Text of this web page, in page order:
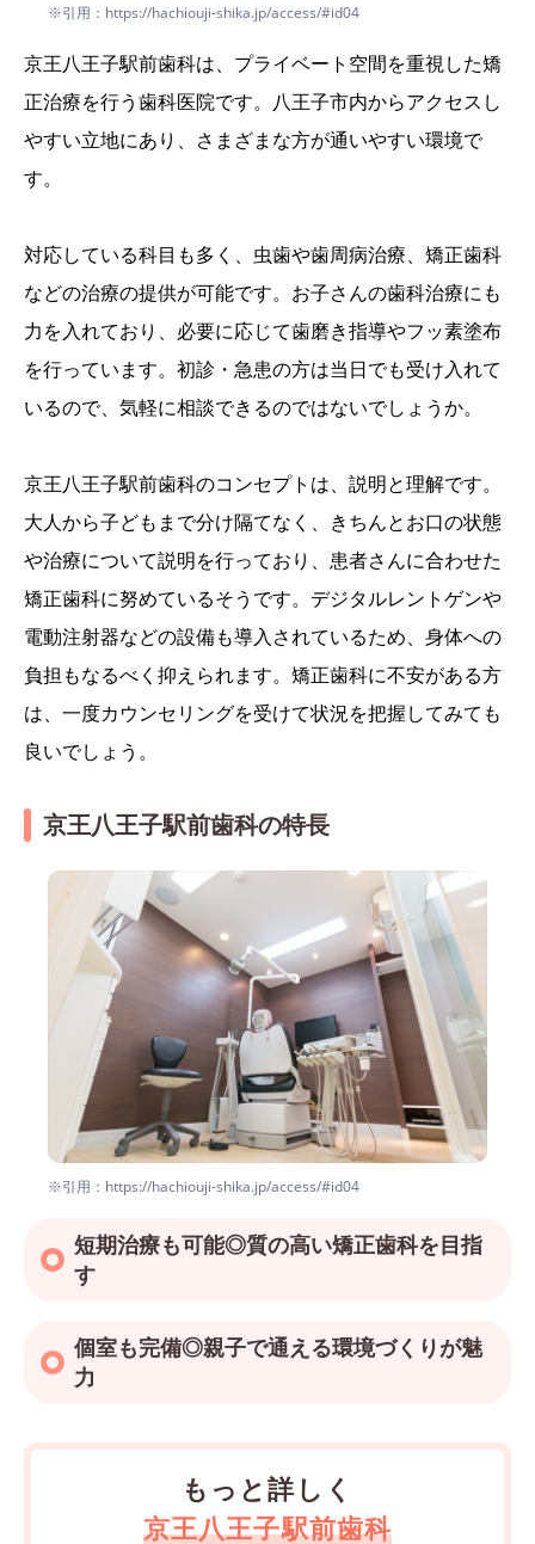
※引用：https://hachiouji-shika.jp/access/#id04
京王八王子駅前歯科は、プライベート空間を重視した矯
正治療を行う歯科医院です。八王子市内からアクセスし
やすい立地にあり、さまざまな方が通いやすい環境で
す。
対応している科目も多く、虫歯や歯周病治療、矯正歯科
などの治療の提供が可能です。お子さんの歯科治療にも
力を入れており、必要に応じて歯磨き指導やフッ素塗布
を行っています。初診・急患の方は当日でも受け入れて
いるので、気軽に相談できるのではないでしょうか。
京王八王子駅前歯科のコンセプトは、説明と理解です。
大人から子どもまで分け隔てなく、きちんとお口の状態
や治療について説明を行っており、患者さんに合わせた
矯正歯科に努めているそうです。デジタルレントゲンや
電動注射器などの設備も導入されているため、身体への
負担もなるべく抑えられます。矯正歯科に不安がある方
は、一度カウンセリングを受けて状況を把握してみても
良いでしょう。
京王八王子駅前歯科の特長
※引用：https://hachiouji-shika.jp/access/#id04
短期治療も可能◎質の高い矯正歯科を目指
す
個室も完備◎親子で通える環境づくりが魅
力
もっと詳しく
京王八王子駅前歯科